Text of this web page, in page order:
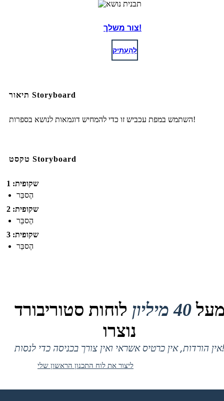
צור משלך!
לְהַעְתִיק
תיאור Storyboard
השתמש במפת עכביש זו כדי להמחיש דוגמאות לנושא בספרות!
טקסט Storyboard
שקופית: 1
הֶסבֵּר
שקופית: 2
הֶסבֵּר
שקופית: 3
הֶסבֵּר
40 מיליון
לוחות סטוריבורד
נוצרו
אין הורדות, אין כרטיס אשראי ואין צורך בכניסה כדי לנסות!
ליצור את לוח התכנון הראשון שלי